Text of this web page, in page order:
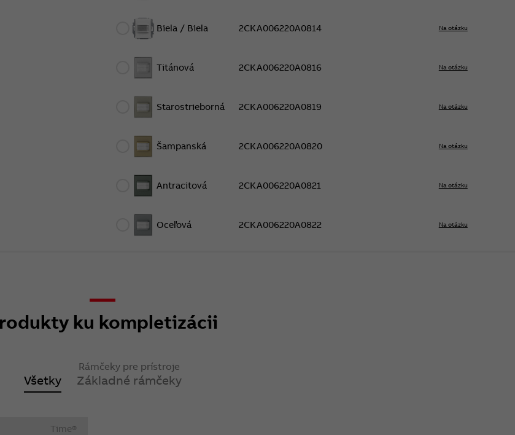
Biela / Biela 2CKA006220A0814 Na otázku
Titánová 2CKA006220A0816 Na otázku
Starostrieborná 2CKA006220A0819 Na otázku
Šampanská 2CKA006220A0820 Na otázku
Antracitová 2CKA006220A0821 Na otázku
Oceľová 2CKA006220A0822 Na otázku
ku kompletizácii
Všetky
Rámčeky pre prístroje
Základné rámčeky
Time®